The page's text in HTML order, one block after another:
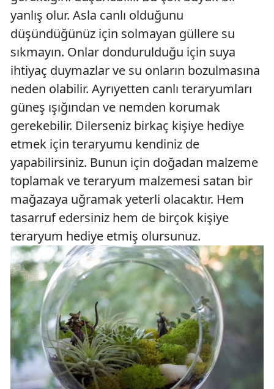
yanlış olur. Asla canlı olduğunu
düşündüğünüz için solmayan güllere su
sıkmayın. Onlar dondurulduğu için suya
ihtiyaç duymazlar ve su onların bozulmasına
neden olabilir. Ayrıyetten canlı teraryumları
güneş ışığından ve nemden korumak
gerekebilir. Dilerseniz birkaç kişiye hediye
etmek için teraryumu kendiniz de
yapabilirsiniz. Bunun için doğadan malzeme
toplamak ve teraryum malzemesi satan bir
mağazaya uğramak yeterli olacaktır. Hem
tasarruf edersiniz hem de birçok kişiye
teraryum hediye etmiş olursunuz.